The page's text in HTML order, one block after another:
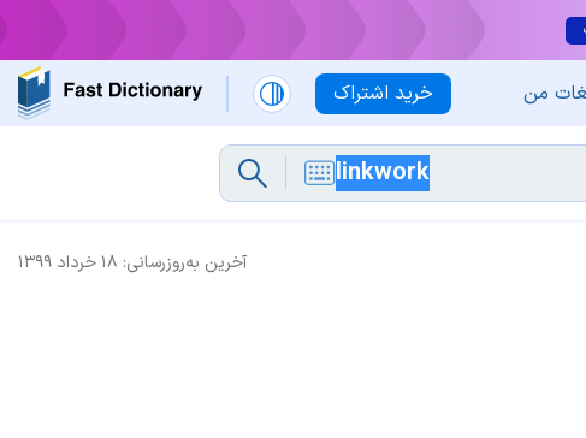
خرید اشتراک من
آخرین به‌روزرسانی: ۱۸ خرداد ۱۳۹۹